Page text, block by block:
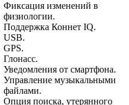
Фиксация изменений в
физиологии.
Поддержка Коннет IQ.
USB.
GPS.
Глонасс.
Уведомления от смартфона.
Управление музыкальными
файлами.
Опция поиска, утерянного